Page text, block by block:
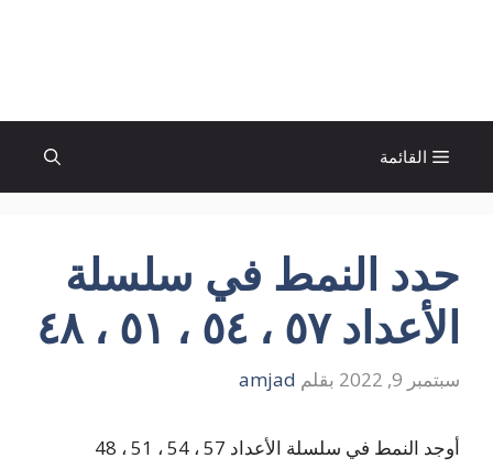
القائمة
حدد النمط في سلسلة
الأعداد ٥٧ ، ٥٤ ، ٥١ ، ٤٨
سبتمبر 9, 2022 بقلم amjad
أوجد النمط في سلسلة الأعداد 57 ، 54 ، 51 ، 48